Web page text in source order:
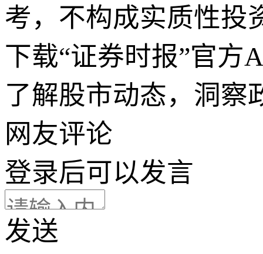
考，不构成实质性投
下载“证券时报”官方
了解股市动态，洞察
网友评论
登录后可以发言
发送